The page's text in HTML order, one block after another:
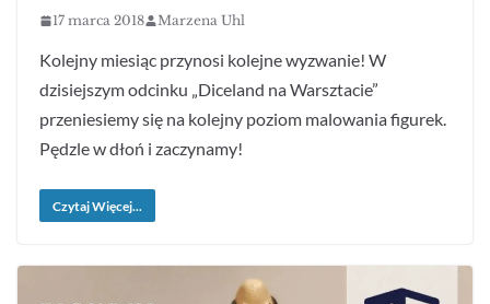
17 marca 2018 Marzena Uhl
Kolejny miesiąc przynosi kolejne wyzwanie! W
dzisiejszym odcinku „Diceland na Warsztacie”
przeniesiemy się na kolejny poziom malowania figurek.
Pędzle w dłoń i zaczynamy!
Czytaj Więcej...